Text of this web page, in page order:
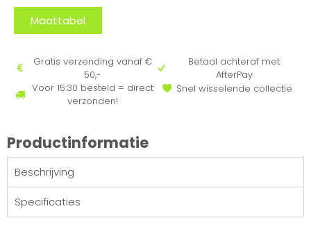
Maattabel
Gratis verzending vanaf €
50,-
Voor 15:30 besteld = direct
verzonden!
Betaal achteraf met
AfterPay
Snel wisselende collectie
Productinformatie
Beschrijving
Specificaties